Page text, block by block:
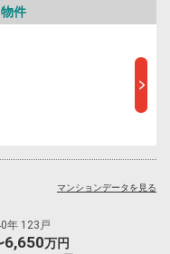
件
年 123戸
6,650万円
マンションデータを見る